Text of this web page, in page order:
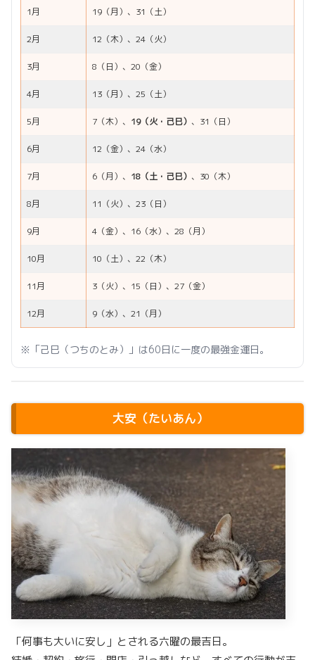
1月 19（月）、31（土）
2月 12（木）、24（火）
3月 8（日）、20（金）
4月 13（月）、25（土）
5月 7（木）、 19（火・己巳） 、31（日）
6月 12（金）、24（水）
7月 6（月）、 18（土・己巳） 、30（木）
8月 11（火）、23（日）
9月 4（金）、16（水）、28（月）
10月 10（土）、22（木）
11月 3（火）、15（日）、27（金）
12月 9（水）、21（月）
※「己巳（つちのとみ）」は60日に一度の最強金運日。
大安（たいあん）
「何事も大いに安し」とされる六曜の最吉日。